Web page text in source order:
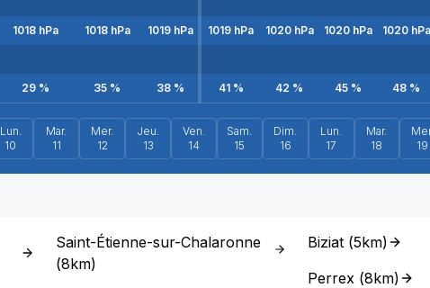
1018hPa 1018hPa 1019 hPa 1019 hPa 1020hPa 1020hPa 1020hPa
29% 35 % 38 % 41% 42 % 45% 48 %
Lun.
10
Mar.
11
Mer.
12
Jeu.
13
Ven.
14
Sam.
15
Dim.
16
Lun.
17
Mar.
18
19
Saint-Étienne-sur-Chalaronne
(8km)
Biziat(5km)
Perrex(8km)